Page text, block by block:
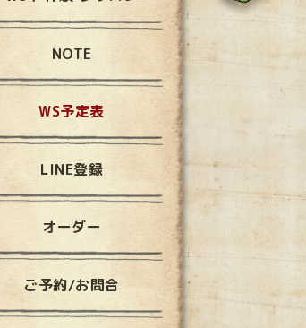
NOTE
WS予定表
LINE登録
オーダー
ご予約/お問合